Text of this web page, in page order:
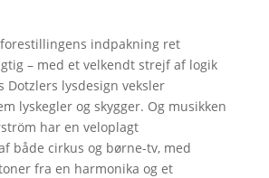
indpakning ret
– med et velkendt strejf af logik
Dotzlers lysdesign veksler
lyskegler og skygger. Og musikken
har en veloplagt
både cirkus og børne-tv, med
fra en harmonika og et